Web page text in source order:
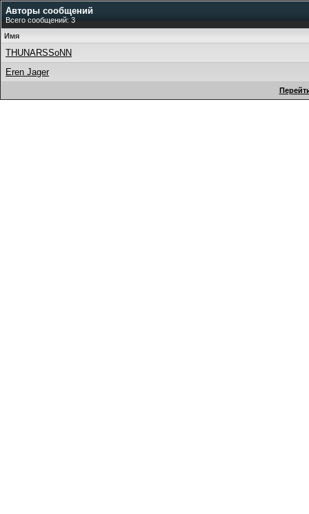
Авторы сообщений
Всего сообщений: 3
Имя
THUNARSSoNN
Eren Jager